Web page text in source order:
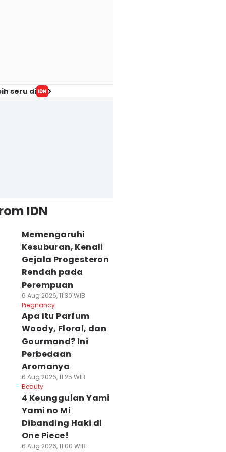
seru di
IDN
Memengaruhi
Kesuburan, Kenali
Gejala Progesteron
Rendah pada
Perempuan
6 Aug 2026, 11:30 WIB
Pregnancy
Apa Itu Parfum
Woody, Floral, dan
Gourmand? Ini
Perbedaan
Aromanya
6 Aug 2026, 11:25 WIB
Beauty
4 Keunggulan Yami
Yami no Mi
Dibanding Haki di
One Piece!
6 Aug 2026, 11:00 WIB